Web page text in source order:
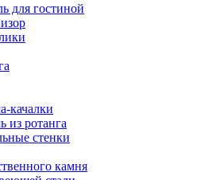
для гостиной
качалки
из ротанга
стенки
камня